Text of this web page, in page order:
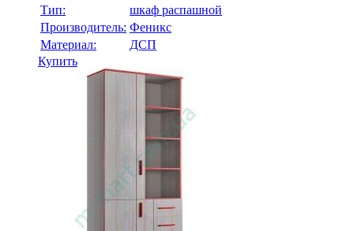
Тип:
шкаф распашной
Производитель: Феникс
Материал:
ДСП
Купить